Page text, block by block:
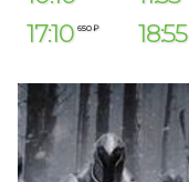
17:10 650 ₽ 18:55